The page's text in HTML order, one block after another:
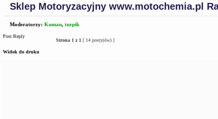
Sklep Motoryzacyjny www.motochemia.pl
Moderatorzy: Kuman, turpik
Post Reply
Strona 1 z 1 [ 14 posty(ów) ]
Widok do druku